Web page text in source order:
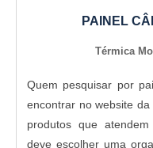
PAINEL
Térmica
Quem pesquisar por
encontrar no website
produtos que
deve escolher uma